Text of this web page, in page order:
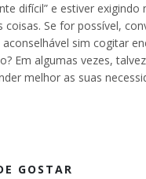
difícil” e estiver
Se for possível,
sim cogitar
Em algumas vezes,
melhor as suas
GOSTAR